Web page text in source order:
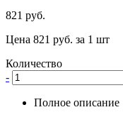
821 руб.
Цена 821 руб. за 1 шт
Количество
-
Полное описание